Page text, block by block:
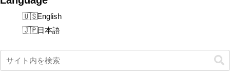
English
日本語